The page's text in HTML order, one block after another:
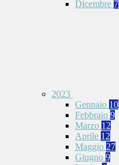
Dicembre 7
2023
Gennaio 10
Febbraio 9
Marzo 12
Aprile 12
Maggio 27
Giugno 9